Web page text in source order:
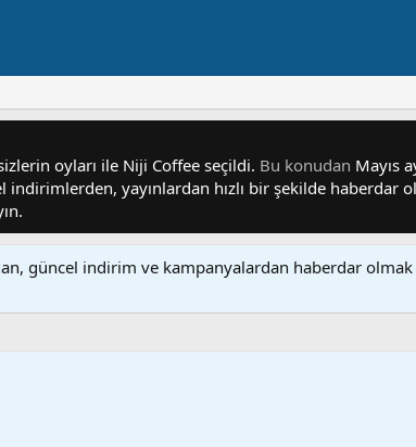
oyları ile Niji Coffee seçildi. Bu konudan Mayıs
yayınlardan hızlı bir şekilde haberdar
güncel indirim ve kampanyalardan haberdar